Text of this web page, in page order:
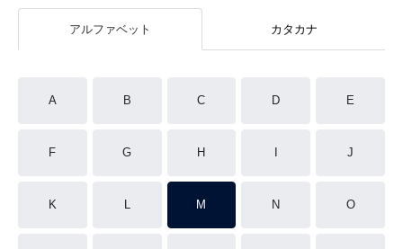
アルファベット カタカナ
A B C D E
F G H J
K L M N O